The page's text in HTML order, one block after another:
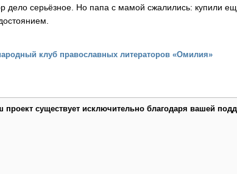
серьёзное. Но папа с мамой сжалились: купили
клуб православных литераторов «Омилия»
проект существует исключительно благодаря вашей